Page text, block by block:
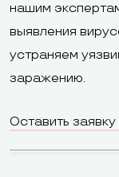
нашим
выявления
устраняем
заражению.
Оставить